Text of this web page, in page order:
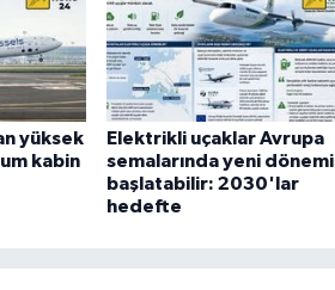
yüksek
kabin
Elektrikli uçaklar Avrupa
semalarında yeni dönemi
başlatabilir: 2030'lar
hedefte